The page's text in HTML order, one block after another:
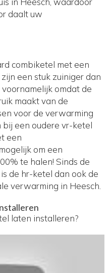
daalt uw
combiketel met een
een stuk zuiniger dan
omdat de
maakt van de
voor de verwarming
een oudere vr-ketel
een
om een
te halen! Sinds de
de hr-ketel dan ook de
verwarming in Heesch.
laten installeren?